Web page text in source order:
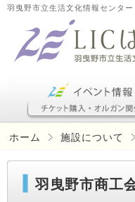
羽曳野市立生活文化情報センタ
ホーム 施設について
羽曳野市商工